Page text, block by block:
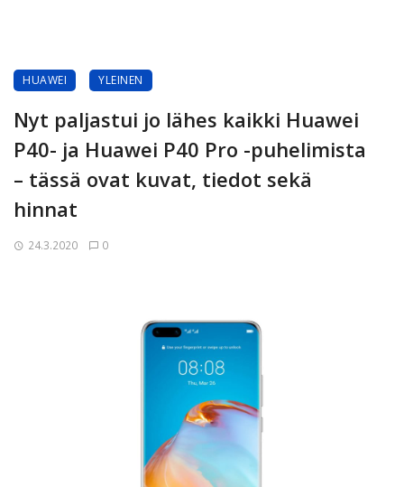
HUAWEI YLEINEN
Nyt paljastui jo lähes kaikki Huawei
P40- ja Huawei P40 Pro -puhelimista
– tässä ovat kuvat, tiedot sekä
hinnat
24.3.2020 0